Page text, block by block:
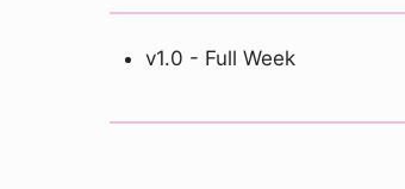
v1.0 - Full Week